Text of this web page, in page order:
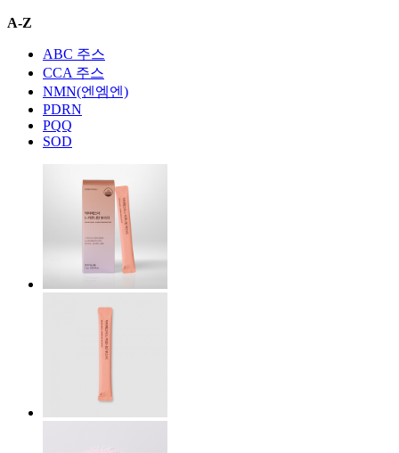
A-Z
ABC 주스
CCA 주스
NMN(엔엠엔)
PDRN
PQQ
SOD